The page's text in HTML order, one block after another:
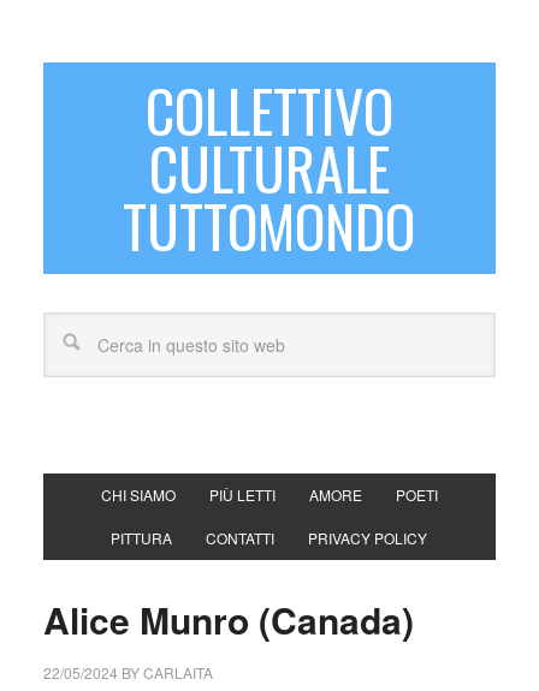
COLLETTIVO
CULTURALE
TUTTOMONDO
CHI SIAMO PIÙ LETTI AMORE POETI
PITTURA CONTATTI PRIVACY POLICY
Alice Munro (Canada)
22/05/2024 BYCARLAITA